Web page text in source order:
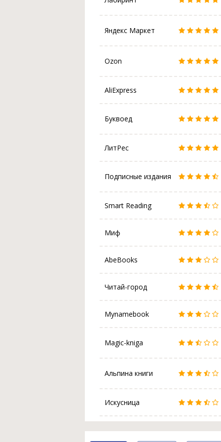
Яндекс Маркет
Ozon
AliExpress
Буквоед
ЛитРес
Подписные издания
Smart Reading
Миф
AbeBooks
Читай-город
Mynamebook
Magic-kniga
Альпина книги
Искусница